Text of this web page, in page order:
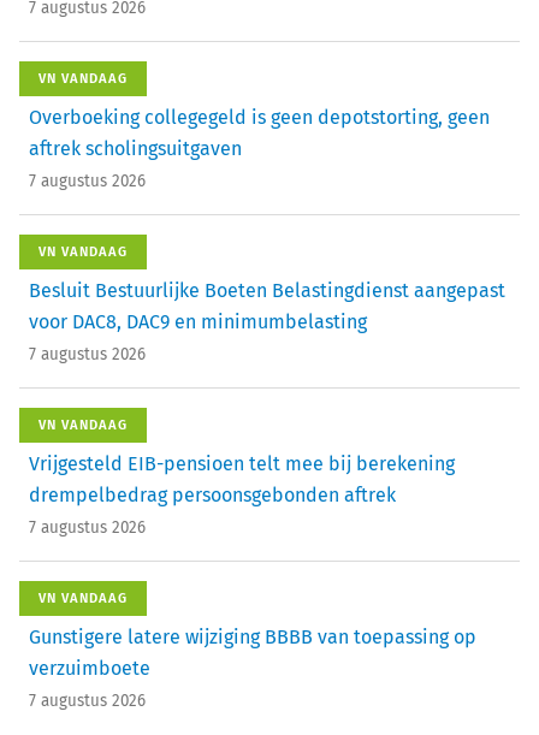
7 augustus 2026
VN VANDAAG
Overboeking collegegeld is geen depotstorting, geen
aftrek scholingsuitgaven
7 augustus 2026
VN VANDAAG
Besluit Bestuurlijke Boeten Belastingdienst aangepast
voor DAC8, DAC9 en minimumbelasting
7 augustus 2026
VN VANDAAG
Vrijgesteld EIB-pensioen telt mee bij berekening
drempelbedrag persoonsgebonden aftrek
7 augustus 2026
VN VANDAAG
Gunstigere latere wijziging BBBB van toepassing op
verzuimboete
7 augustus 2026